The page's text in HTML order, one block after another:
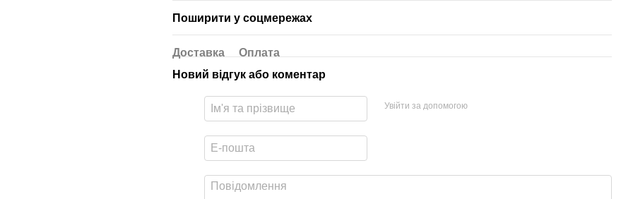
Поширити у соцмережах
Доставка
Оплата
Новий відгук або коментар
Увійти за допомогою